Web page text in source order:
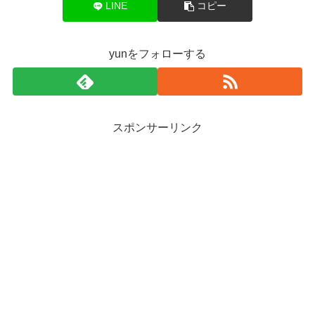
LINE コピー
yunをフォローする
スポンサーリンク